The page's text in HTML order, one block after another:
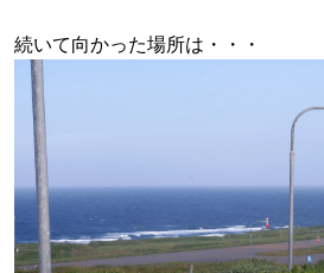
続いて向かった場所は・・・